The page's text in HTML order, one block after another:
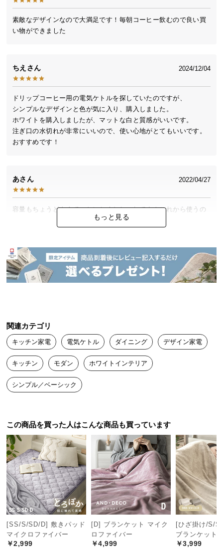
送
料
に
て
大
型
商
品
の
配
つ
い
商
品
の
配
い
て
小
型
商
配
送
つ
い
て
開
梱
設
置
素敵なデザインなので大満足です！毎朝コーヒー飲むので良い買
い物ができました
ちえ 2024/12/04
ドリップコーヒー用の電気ケトルを探していたのですが、
シンプルなデザインと色が気に入り、購入しました。
ホワイトを購入しましたが、マットな白と質感がいいです。
注ぎ口の水切れが非常にいいので、使い心地がとてもいいです。
あ 2022/04/27
容量もちょうどよくて、とにかくおしゃれです！これから使うの
ヒビキ 2022/02/12
もっと見る
関連カテゴリ
キッチン家電 電気ケトル ダイニング デザイン家電
キッチン モダン ホワイトインテリア
シンプル／ベーシック
この商品を買った人はこんな商品も買っています
[SS/S/SD/D] 敷きパッド
マイクロファイバー
￥2,999
[D] ブランケット マイク
ロファイバー
￥4,999
[ひざ掛け/S/
ブランケット
￥3,999